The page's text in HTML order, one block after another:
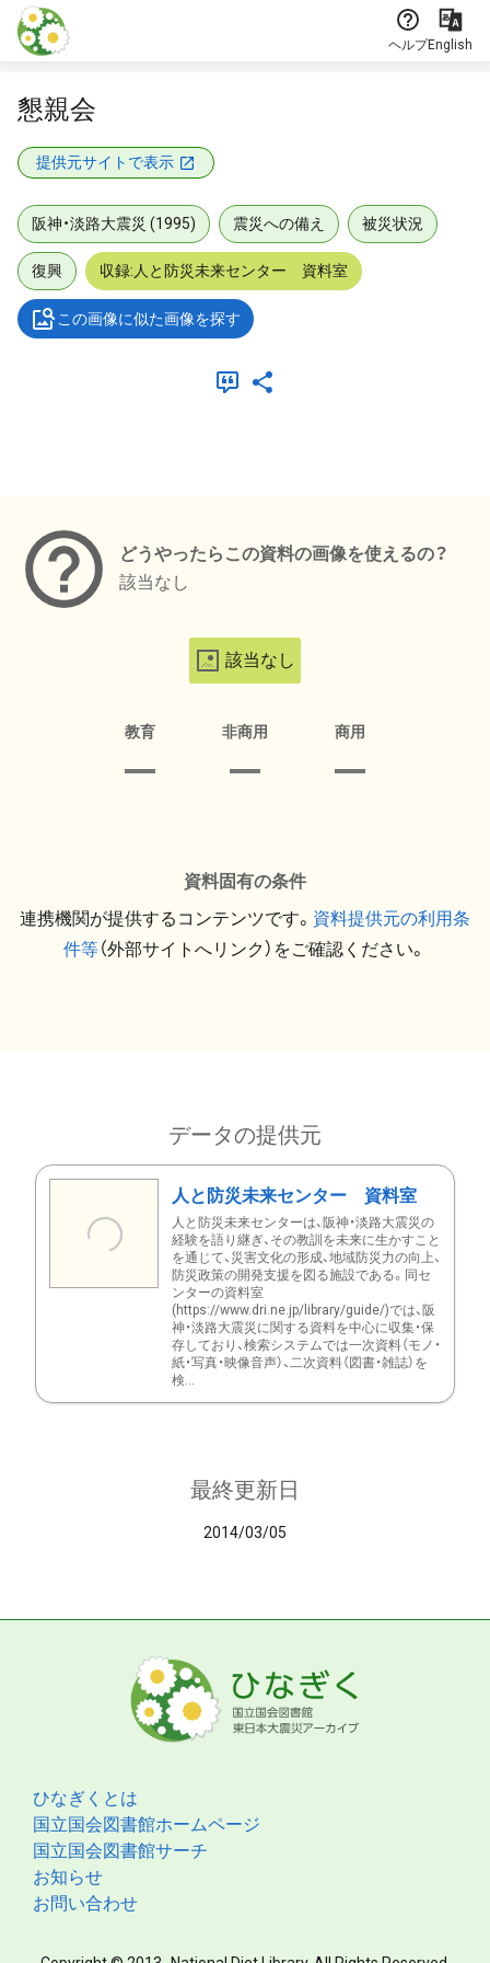
本文に飛ぶ
ヘルプEnglish
懇親会
提供元サイトで表示
阪神・淡路大震災 (1995) 震災への備え 被災状況
復興 収録:人と防災未来センター 資料室
この画像に似た画像を探す
どうやったらこの資料の画像を使えるの？
該当なし
該当なし
教育 非商用 商用
資料固有の条件
連携機関が提供するコンテンツです。 資料提供元の利用条
件等（外部サイトへリンク）をご確認ください。
データの提供元
人と防災未来センター 資料室
人と防災未来センターは、阪神・淡路大震災の
経験を語り継ぎ、その教訓を未来に生かすこと
を通じて、災害文化の形成、地域防災力の向上、
防災政策の開発支援を図る施設である。同セ
ンターの資料室
(https://www.dri.ne.jp/library/guide/)では、阪
神・淡路大震災に関する資料を中心に収集・保
存しており、検索システムでは一次資料（モノ・
紙・写真・映像音声）、二次資料（図書・雑誌）を
検...
最終更新日
2014/03/05
ひなぎくとは
国立国会図書館ホームページ
国立国会図書館サーチ
お知らせ
お問い合わせ